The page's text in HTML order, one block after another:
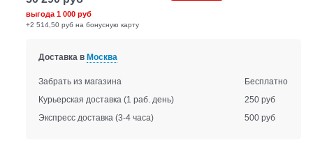
выгода1 000 руб
+2 514,50 руб на бонусную карту
Доставка в Москва
Забрать из магазина
Бесплатно
Курьерская доставка (1 раб. день)
250 руб
Экспресс доставка (3-4 часа) 500 руб